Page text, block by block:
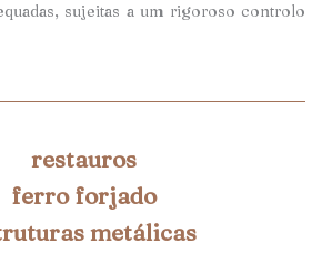
sujeitas a um rigoroso controlo
restauros
ferro forjado
metálicas